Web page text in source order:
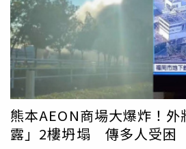
方進一步調查釐清。◎勇敢求救並
意傾聽，請撥打1995◎如果您覺得
您並不孤單，請撥打1925
熊本AEON商場大爆炸！
露」2樓坍塌 傳多人受困